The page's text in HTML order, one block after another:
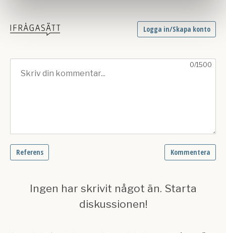
samlat in när du har använt deras tjänster.
Om du vill läsa mer om hur vi hanterar personuppgifter